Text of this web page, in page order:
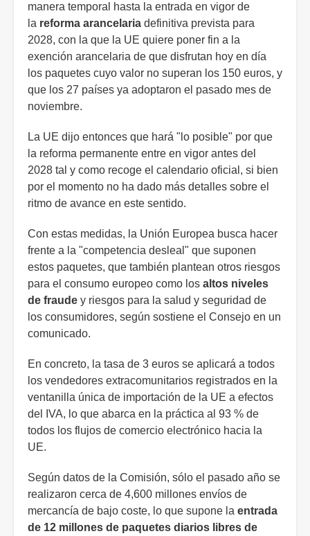
manera temporal hasta la entrada en vigor de
la reforma arancelaria definitiva prevista para
2028, con la que la UE quiere poner fin a la
exención arancelaria de que disfrutan hoy en día
los paquetes cuyo valor no superan los 150 euros, y
que los 27 países ya adoptaron el pasado mes de
noviembre.
La UE dijo entonces que hará "lo posible" por que
la reforma permanente entre en vigor antes del
2028 tal y como recoge el calendario oficial, si bien
por el momento no ha dado más detalles sobre el
ritmo de avance en este sentido.
Con estas medidas, la Unión Europea busca hacer
frente a la "competencia desleal" que suponen
estos paquetes, que también plantean otros riesgos
para el consumo europeo como los altos niveles
de fraude y riesgos para la salud y seguridad de
los consumidores, según sostiene el Consejo en un
comunicado.
En concreto, la tasa de 3 euros se aplicará a todos
los vendedores extracomunitarios registrados en la
ventanilla única de importación de la UE a efectos
del IVA, lo que abarca en la práctica al 93 % de
todos los flujos de comercio electrónico hacia la
UE.
Según datos de la Comisión, sólo el pasado año se
realizaron cerca de 4,600 millones envíos de
mercancía de bajo coste, lo que supone la entrada
de 12 millones de paquetes diarios libres de